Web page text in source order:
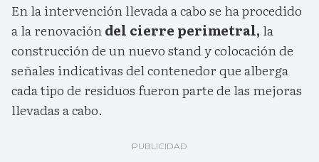
En la intervención llevada a cabo se ha procedido
a la renovacióndel cierre perimetral, la
construcción de un nuevo stand y colocación de
señales indicativas del contenedor que alberga
cada tipo de residuos fueron parte de las mejoras
llevadas a cabo.